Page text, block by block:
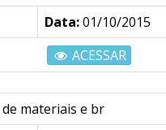
Data:01/10/2015
ACESSAR
materiais e br